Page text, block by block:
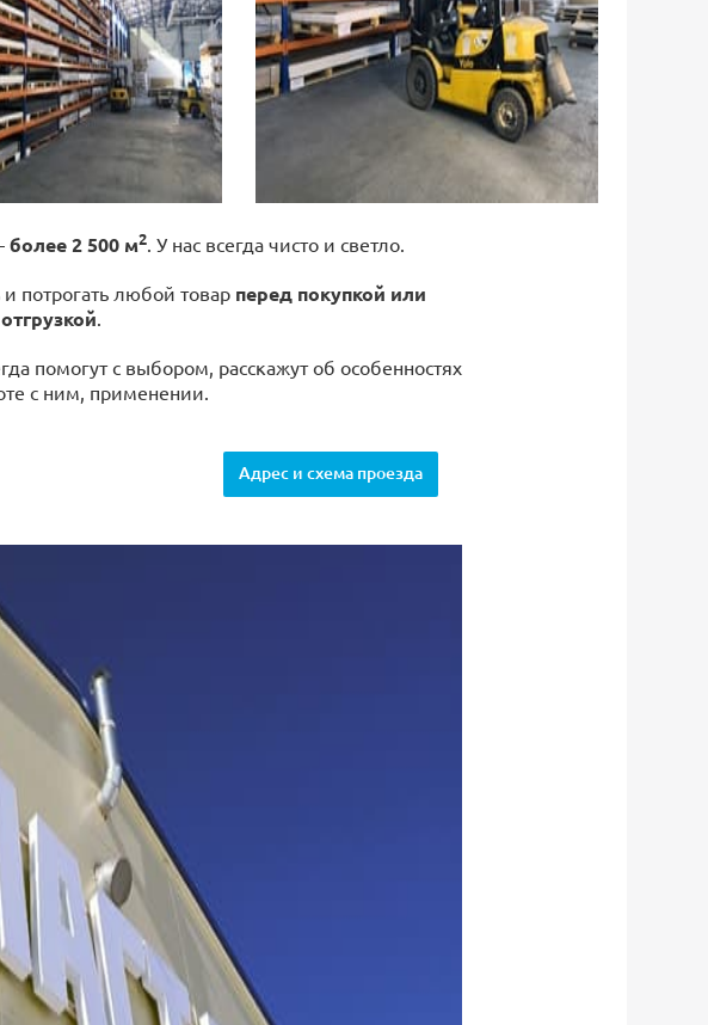
более 2 500 м2. У нас всегда чисто и светло.
потрогать любой товар перед покупкой или
отгрузкой.
помогут с выбором, расскажут об особенностях
с ним, применении.
Адрес и схема проезда